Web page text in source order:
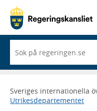
du
börjar
skriva
framträder
en
Sveriges internationella
Utrikesdepartementet